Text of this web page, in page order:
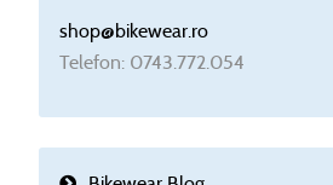
shop@bikewear.ro
Telefon: 0743.772.054